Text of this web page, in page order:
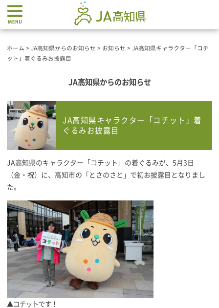
ホーム > JA高知県からのお知らせ > お知らせ >
JA高知県キャラクター「コチ
ット」着ぐるみお披露目
JA高知県からのお知らせ
JA高知県キャラクター「コチット」着
ぐるみお披露目
JA高知県のキャラクター「コチット」の着ぐるみが、5月3日
（金・祝）に、高知市の「とさのさと」で初お披露目となりまし
た。
▲コチットです！